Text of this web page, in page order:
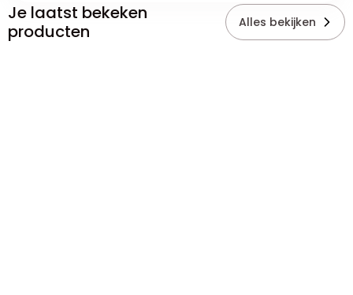
Je laatst bekeken
producten
Alles bekijken